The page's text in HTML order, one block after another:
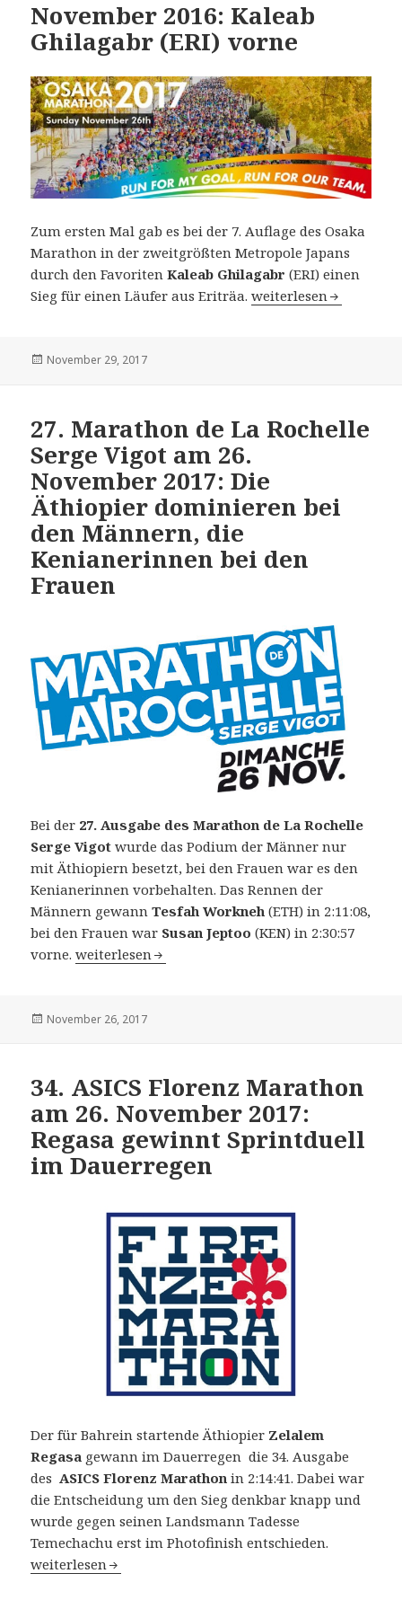
November 2016: Kaleab
Ghilagabr (ERI) vorne
Zum ersten Mal gab es bei der 7. Auflage des Osaka
Marathon in der zweitgrößten Metropole Japans
durch den FavoritenKaleab Ghilagabr (ERI) einen
Sieg für einen Läufer aus Eriträa.7. Osaka Marathon
weiterlesen
Veröffentlicht
November 29, 2017
27. Marathon de La Rochelle
Serge Vigot am 26.
November 2017: Die
Äthiopier dominieren bei
den Männern, die
Kenianerinnen bei den
Frauen
Bei der 27. Ausgabe des Marathon de La Rochelle
Serge Vigot wurde das Podium der Männer nur
mit Äthiopiern besetzt, bei den Frauen war es den
Kenianerinnen vorbehalten. Das Rennen der
Männern gewann Tesfah Workneh (ETH) in 2:11:08,
bei den Frauen war Susan Jeptoo (KEN) in 2:30:57
vorne.27. Marathon de La Rochelle Serge Vigot am
weiterlesen
Veröffentlicht
November 26, 2017
34. ASICS Florenz Marathon
am 26. November 2017:
Regasa gewinnt Sprintduell
im Dauerregen
Der für Bahrein startende Äthiopier Zelalem
Regasa gewann im Dauerregen die 34. Ausgabe
desASICS Florenz Marathon in 2:14:41. Dabei war
die Entscheidung um den Sieg denkbar knapp und
wurde gegen seinen Landsmann Tadesse
Temechachu erst im Photofinish entschieden.
34. ASICS Florenz Marathon am 26. November 2017:
weiterlesen